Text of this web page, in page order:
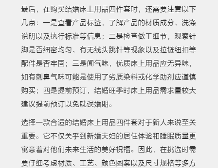
最后，在购买结婚床上用品四件套时，还需要注意以下
几点：一是查看产品标签，了解产品的材质成分、洗涤
说明以及执行标准等信息；二是检查做工细节，观察针
脚是否细密均匀、有无线头跳针等现象以及拉链纽扣等
配件是否牢固；三是闻气味，优质床上用品应无异味，
如有刺鼻气味可能是使用了劣质染料或化学助剂应谨慎
购买；四是提前预订，结婚旺季时床上用品需求量较大
建议提前预订以免耽误婚期。
选择一款合适的结婚床上用品四件套对于新人来说至关
重要。它不仅关乎到新婚夫妇的居住体验和睡眠质量更
寓意着对他们未来生活的美好祝福。因此，在挑选时需
要仔细考虑材质、工艺、颜色图案以及尺寸规格等多方